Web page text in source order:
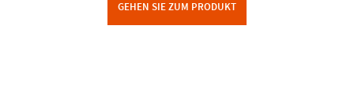
GEHEN SIE ZUM PRODUKT